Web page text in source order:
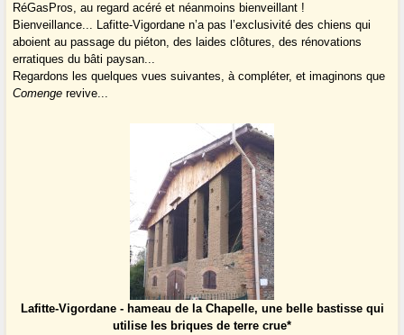
RéGasPros, au regard acéré et néanmoins bienveillant !
Bienveillance... Lafitte-Vigordane n’a pas l’exclusivité des chiens qui
aboient au passage du piéton, des laides clôtures, des rénovations
erratiques du bâti paysan...
Regardons les quelques vues suivantes, à compléter, et imaginons que
Comenge revive...
Lafitte-Vigordane - hameau de la Chapelle, une belle bastisse qui
utilise les briques de terre crue*